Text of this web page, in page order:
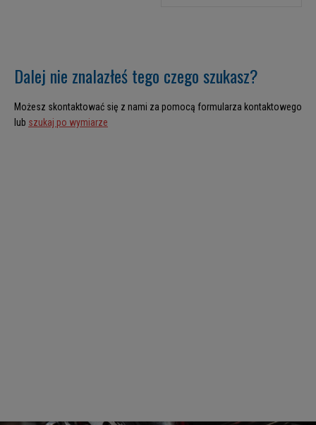
Dalej nie znalazłeś tego czego szukasz?
Możesz skontaktować się z nami za pomocą formularza kontaktowego
lub szukaj po wymiarze